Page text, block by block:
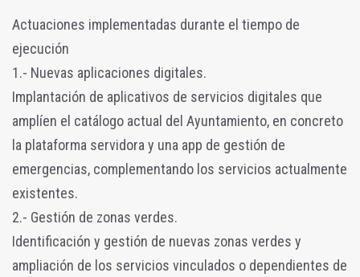
Actuaciones implementadas durante el tiempo de
ejecución
1.- Nuevas aplicaciones digitales.
Implantación de aplicativos de servicios digitales que
amplíen el catálogo actual del Ayuntamiento, en concreto
la plataforma servidora y una app de gestión de
emergencias, complementando los servicios actualmente
existentes.
2.- Gestión de zonas verdes.
Identificación y gestión de nuevas zonas verdes y
ampliación de los servicios vinculados o dependientes de